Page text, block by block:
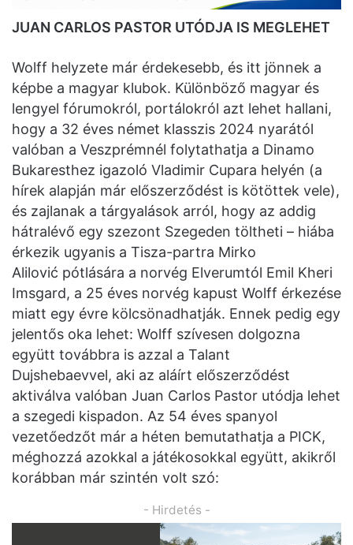
JUAN CARLOS PASTOR UTÓDJA IS MEGLEHET
Wolff helyzete már érdekesebb, és itt jönnek a
képbe a magyar klubok. Különböző magyar és
lengyel fórumokról, portálokról azt lehet hallani,
hogy a 32 éves német klasszis 2024 nyarától
valóban a Veszprémnél folytathatja a Dinamo
Bukaresthez igazoló Vladimir Cupara helyén (a
hírek alapján már előszerződést is kötöttek vele),
és zajlanak a tárgyalások arról, hogy az addig
hátralévő egy szezont Szegeden töltheti – hiába
érkezik ugyanis a Tisza-partra Mirko
Alilović pótlására a norvég Elverumtól Emil Kheri
Imsgard, a 25 éves norvég kapust Wolff érkezése
miatt egy évre kölcsönadhatják. Ennek pedig egy
jelentős oka lehet: Wolff szívesen dolgozna
együtt továbbra is azzal a Talant
Dujshebaevvel, aki az aláírt előszerződést
aktiválva valóban Juan Carlos Pastor utódja lehet
a szegedi kispadon. Az 54 éves spanyol
vezetőedzőt már a héten bemutathatja a PICK,
méghozzá azokkal a játékosokkal együtt, akikről
korábban már szintén volt szó:
- Hirdetés -